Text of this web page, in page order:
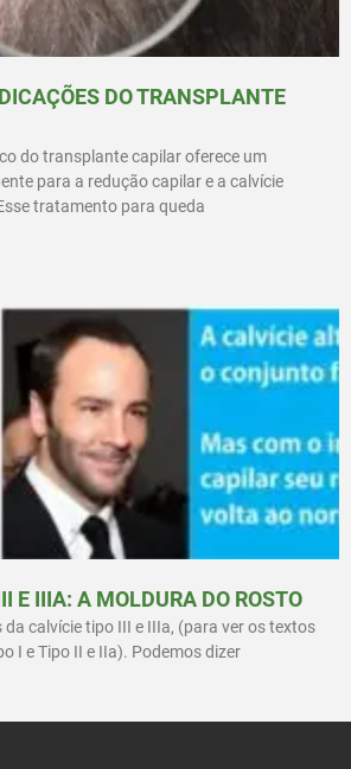
DO TRANSPLANTE
do transplante capilar oferece um
para a redução capilar e a calvície
tratamento para queda
E IIIA: A MOLDURA DO ROSTO
calvície tipo III e IIIa, (para ver os textos
I e Tipo II e IIa). Podemos dizer